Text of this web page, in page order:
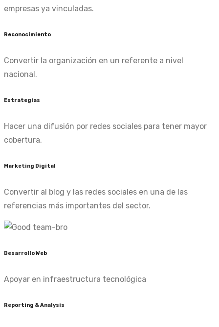
empresas ya vinculadas.
Reconocimiento
Convertir la organización en un referente a nivel
nacional.
Estrategias
Hacer una difusión por redes sociales para tener mayor
cobertura.
Marketing Digital
Convertir al blog y las redes sociales en una de las
referencias más importantes del sector.
Desarrollo Web
Apoyar en infraestructura tecnológica
Reporting & Analysis